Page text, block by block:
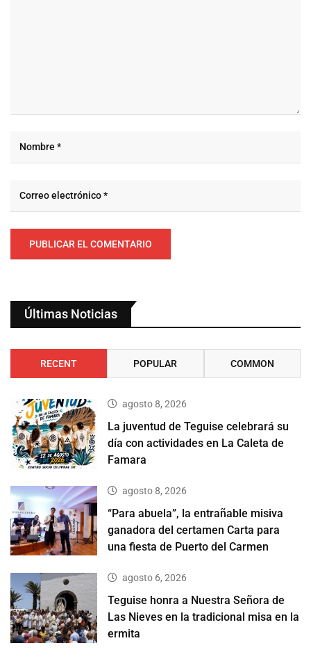
Últimas Noticias
RECENT POPULAR COMMON
agosto 8, 2026
La juventud de Teguise celebrará su
día con actividades en La Caleta de
Famara
agosto 8, 2026
“Para abuela”, la entrañable misiva
ganadora del certamen Carta para
una fiesta de Puerto del Carmen
agosto 6, 2026
Teguise honra a Nuestra Señora de
Las Nieves en la tradicional misa en la
ermita